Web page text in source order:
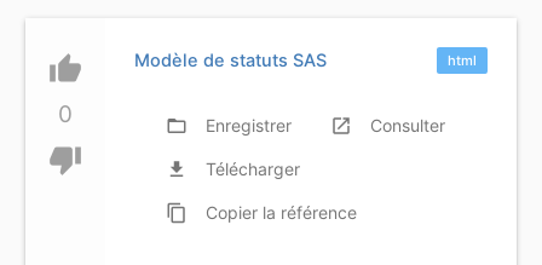
thumb_up
0
thumb_down
html
Modèle de statuts SAS
folder_open Enregistrer launch Consulter
file_download Télécharger
content_copy Copier la référence